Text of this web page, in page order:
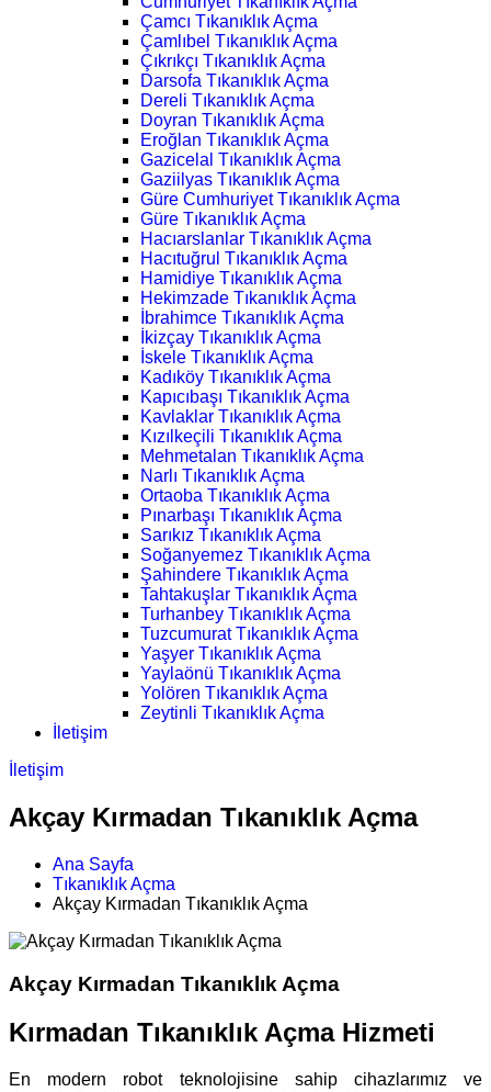
Çamcı Tıkanıklık Açma
Çamlıbel Tıkanıklık Açma
Çıkrıkçı Tıkanıklık Açma
Darsofa Tıkanıklık Açma
Dereli Tıkanıklık Açma
Doyran Tıkanıklık Açma
Eroğlan Tıkanıklık Açma
Gazicelal Tıkanıklık Açma
Gaziilyas Tıkanıklık Açma
Güre Cumhuriyet Tıkanıklık Açma
Güre Tıkanıklık Açma
Hacıarslanlar Tıkanıklık Açma
Hacıtuğrul Tıkanıklık Açma
Hamidiye Tıkanıklık Açma
Hekimzade Tıkanıklık Açma
İbrahimce Tıkanıklık Açma
İkizçay Tıkanıklık Açma
İskele Tıkanıklık Açma
Kadıköy Tıkanıklık Açma
Kapıcıbaşı Tıkanıklık Açma
Kavlaklar Tıkanıklık Açma
Kızılkeçili Tıkanıklık Açma
Mehmetalan Tıkanıklık Açma
Narlı Tıkanıklık Açma
Ortaoba Tıkanıklık Açma
Pınarbaşı Tıkanıklık Açma
Sarıkız Tıkanıklık Açma
Soğanyemez Tıkanıklık Açma
Şahindere Tıkanıklık Açma
Tahtakuşlar Tıkanıklık Açma
Turhanbey Tıkanıklık Açma
Tuzcumurat Tıkanıklık Açma
Yaşyer Tıkanıklık Açma
Yaylaönü Tıkanıklık Açma
Yolören Tıkanıklık Açma
Zeytinli Tıkanıklık Açma
İletişim
İletişim
Akçay Kırmadan Tıkanıklık Açma
Ana Sayfa
Tıkanıklık Açma
Akçay Kırmadan Tıkanıklık Açma
Akçay Kırmadan Tıkanıklık Açma
Kırmadan Tıkanıklık Açma Hizmeti
En modern robot teknolojisine sahip cihazlarımız ve